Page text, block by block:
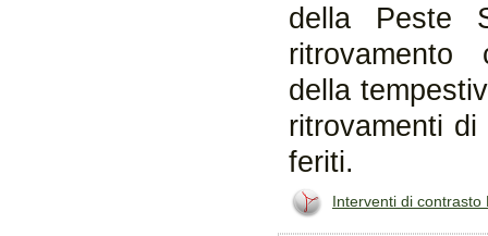
della Peste
ritrovamento
della
ritrovamenti
feriti.
Interventi di contrasto